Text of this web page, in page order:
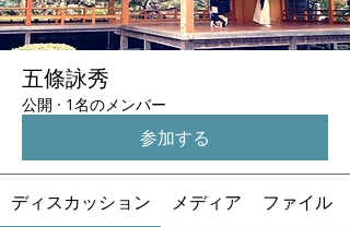
五條詠秀
公開 · 1名のメンバー
参加する
ディスカッション メディア ファイル